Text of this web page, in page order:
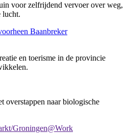
voor zelfrijdend vervoer over weg,
lucht.
Baanbreker
en toerisme in de provincie
overstappen naar biologische
Groningen@Work